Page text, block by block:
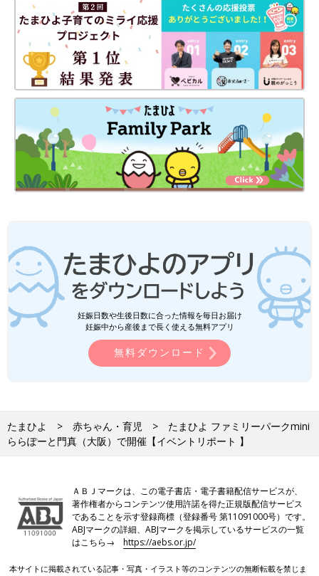
妊娠日数や生後日数に合った情報を毎日お届け
妊娠中から産後まで長く使える無料アプリ
無料ダウンロード
たまひよ 赤ちゃん・育児
たまひよ ファミリーパークmini
ららぽーと門真（大阪）で開催【イベントリポート 】
ＡＢＪマークは、この電子書店・電子書籍配信サービスが、
著作権者からコンテンツ使用許諾を得た正規版配信サービス
であることを示す登録商標（登録番号 第11091000号）です。
ABJマークの詳細、ABJマークを掲示しているサービスの一覧
はこちら→https://aebs.or.jp/
本サイトに掲載されている記事・写真・イラスト等のコンテンツの無断転載を禁じま